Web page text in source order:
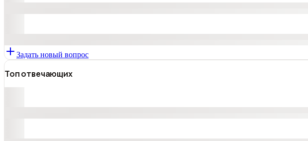
Задать новый вопрос
Топ отвечающих